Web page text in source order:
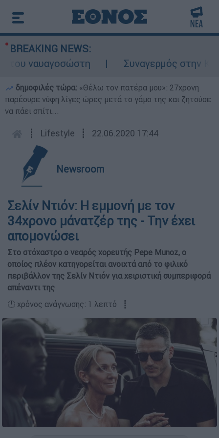
BREAKING NEWS:
ναυαγοσώστη
Συναγερμός στην
δημοφιλές τώρα: «Θέλω τον πατέρα μου»: 27χρονη
παρέσυρε νύφη λίγες ώρες μετά το γάμο της και ζητούσε
να πάει σπίτι...
┋ Lifestyle ┋ 22.06.2020 17:44
Newsroom
Σελίν Ντιόν: Η εμμονή με τον
34χρονο μάνατζέρ της - Την έχει
απομονώσει
Στο στόχαστρο ο νεαρός χορευτής Pepe Munoz, ο
οποίος πλέον κατηγορείται ανοιχτά από το φιλικό
περιβάλλον της Σελίν Ντιόν για χειριστική συμπεριφορά
απέναντι της
🕛 χρόνος ανάγνωσης: 1 λεπτό ┋